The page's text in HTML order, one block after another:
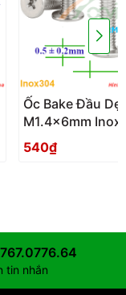
Ốc Bake Đầu
M1.4x6mm
PaKe Dau Dep
540₫
tin nhắn